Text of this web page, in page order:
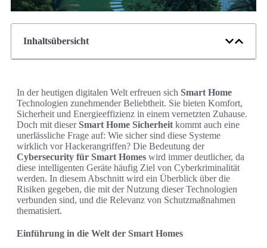
Inhaltsübersicht
In der heutigen digitalen Welt erfreuen sich Smart Home
Technologien zunehmender Beliebtheit. Sie bieten Komfort,
Sicherheit und Energieeffizienz in einem vernetzten Zuhause.
Doch mit dieserSmart Home Sicherheit kommt auch eine
unerlässliche Frage auf: Wie sicher sind diese Systeme
wirklich vor Hackerangriffen? Die Bedeutung der
Cybersecurity für Smart Homes wird immer deutlicher, da
diese intelligenten Geräte häufig Ziel von Cyberkriminalität
werden. In diesem Abschnitt wird ein Überblick über die
Risiken gegeben, die mit der Nutzung dieser Technologien
verbunden sind, und die Relevanz von Schutzmaßnahmen
thematisiert.
Einführung in die Welt der Smart Homes